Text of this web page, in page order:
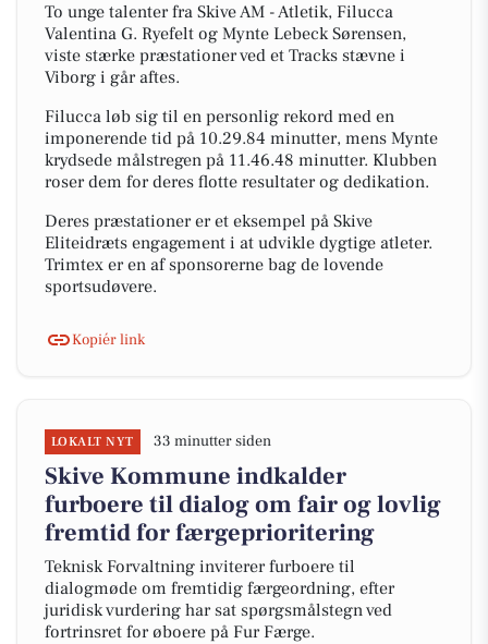
To unge talenter fra Skive AM - Atletik, Filucca
Valentina G. Ryefelt og Mynte Lebeck Sørensen,
viste stærke præstationer ved et Tracks stævne i
Viborg i går aftes.
Filucca løb sig til en personlig rekord med en
imponerende tid på 10.29.84 minutter, mens Mynte
krydsede målstregen på 11.46.48 minutter. Klubben
roser dem for deres flotte resultater og dedikation.
Deres præstationer er et eksempel på Skive
Eliteidræts engagement i at udvikle dygtige atleter.
Trimtex er en af sponsorerne bag de lovende
sportsudøvere.
Kopiér link
LOKALT NYT 33 minutter siden
Skive Kommune indkalder
furboere til dialog om fair og lovlig
fremtid for færgeprioritering
Teknisk Forvaltning inviterer furboere til
dialogmøde om fremtidig færgeordning, efter
juridisk vurdering har sat spørgsmålstegn ved
fortrinsret for øboere på Fur Færge.